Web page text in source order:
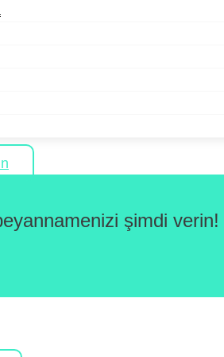
şimdi